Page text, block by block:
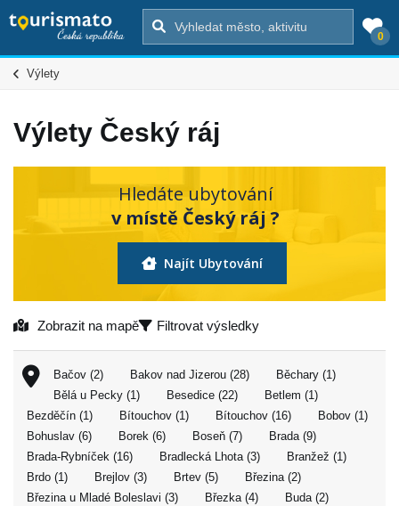
0
Výlety
Výlety Český ráj
Hledáte ubytování
v místě Český ráj ?
Najít Ubytování
Zobrazit na mapě Filtrovat výsledky
Bačov (2) Bakov nad Jizerou (28)
Běchary (1)
Bělá u Pecky (1)
Besedice (22)
Betlem (1)
Bezděčín (1)
Bítouchov (1) Bítouchov (16)
Bobov (1)
Bohuslav (6)
Borek (6) Boseň (7)
Brada (9)
Brada-Rybníček (16)
Bradlecká Lhota (3)
Branžež (1)
Brdo (1)
Brejlov (3) Brtev (5)
Březina (2)
Březina u Mladé Boleslavi (3)
Březka (4)
Buda (2)